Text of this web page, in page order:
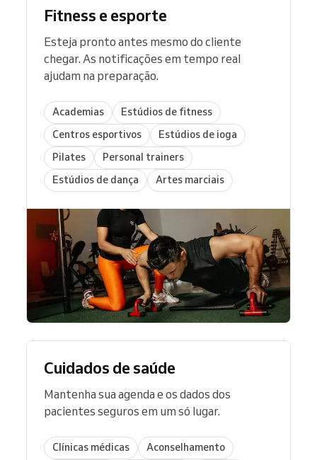
Fitness e esporte
Esteja pronto antes mesmo do cliente
chegar. As notificações em tempo real
ajudam na preparação.
Academias
Estúdios de fitness
Centros esportivos
Estúdios de ioga
Pilates
Personal trainers
Estúdios de dança
Artes marciais
Cuidados de saúde
Mantenha sua agenda e os dados dos
pacientes seguros em um só lugar.
Clínicas médicas
Aconselhamento